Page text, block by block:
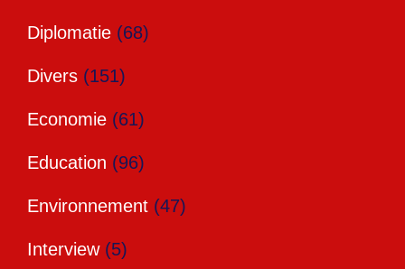
Diplomatie (68)
Divers (151)
Economie (61)
Education (96)
Environnement (47)
Interview(5)